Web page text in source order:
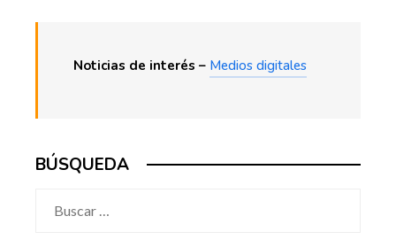
Noticias de interés – Medios digitales
BÚSQUEDA